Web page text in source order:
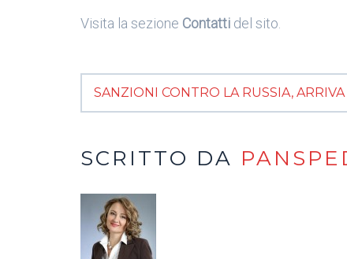
Visita la sezione Contatti del sito.
SANZIONI CONTRO LA RUSSIA,
SCRITTO DA